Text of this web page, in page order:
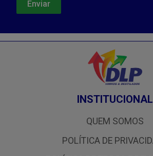
INSTITUCIONAL
QUEM SOMOS
POLÍTICA DE